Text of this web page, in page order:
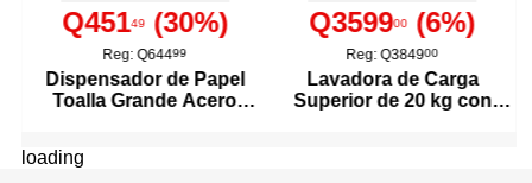
Q45149 (30%)
Reg: Q64499
Dispensador de Papel
Toalla Grande Acero
Q359900 (6%)
Reg: Q384900
Lavadora de Carga
Superior de 20 kg con
loading